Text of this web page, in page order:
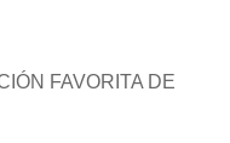
FAVORITA DE